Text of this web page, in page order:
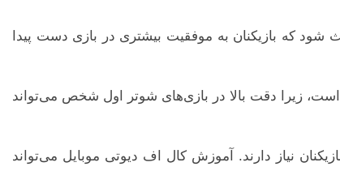
شود که بازیکنان به موفقیت بیشتری در بازی دست پیدا
است، زیرا دقت بالا در بازی‌های شوتر اول شخص می‌تواند
نیاز دارند. آموزش کال اف دیوتی موبایل می‌تواند